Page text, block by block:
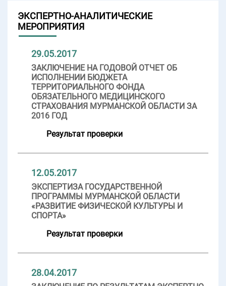
ЭКСПЕРТНО-АНАЛИТИЧЕСКИЕ
МЕРОПРИЯТИЯ
29.05.2017
ЗАКЛЮЧЕНИЕ НА ГОДОВОЙ ОТЧЕТ ОБ
ИСПОЛНЕНИИ БЮДЖЕТА
ТЕРРИТОРИАЛЬНОГО ФОНДА
ОБЯЗАТЕЛЬНОГО МЕДИЦИНСКОГО
СТРАХОВАНИЯ МУРМАНСКОЙ ОБЛАСТИ ЗА
2016 ГОД
Результат проверки
12.05.2017
ЭКСПЕРТИЗА ГОСУДАРСТВЕННОЙ
ПРОГРАММЫ МУРМАНСКОЙ ОБЛАСТИ
«РАЗВИТИЕ ФИЗИЧЕСКОЙ КУЛЬТУРЫ И
СПОРТА»
Результат проверки
28.04.2017